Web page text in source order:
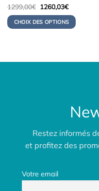
1299,00€ Le
prix
initial
était :
1299,00€.
1260,03€Le
actuel
est :
1260,03€.
CHOIX DES OPTIONS
Restez informés
et profitez des
Votre email